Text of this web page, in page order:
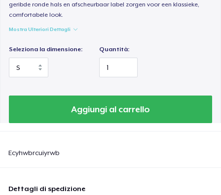
geribde ronde hals en afscheurbaar label zorgen voor een klassieke,
comfortabele look.
Mostra Ulteriori Dettagli
Seleziona la dimensione: Quantità:
Aggiungi al carrello
Ecyhwbrcuiyrwb
Dettagli di spedizione